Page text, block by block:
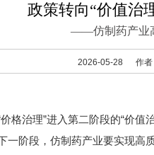
政策转向“价值治
——仿制药产业
2026-05-28 作
治理”进入第二阶段的“价值
一阶段，仿制药产业要实现